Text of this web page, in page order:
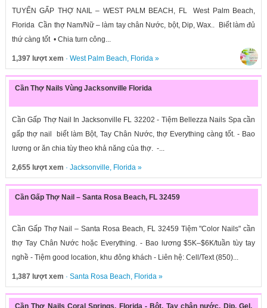
TUYỂN GẤP THỢ NAIL – WEST PALM BEACH, FL West Palm Beach,
Florida Cần thợ Nam/Nữ – làm tay chân Nước, bột, Dip, Wax.. Biết làm đủ
thứ càng tốt • Chia turn công...
1,397 lượt xem · West Palm Beach, Florida»
Cần Thợ Nails Vùng Jacksonville Florida
Cần Gấp Thợ Nail In Jacksonville FL 32202 - Tiệm Bellezza Nails Spa cần
gấp thợ nail biết làm Bột, Tay Chân Nước, thợ Everything càng tốt. - Bao
lương or ăn chia tùy theo khả năng của thợ. -...
2,655 lượt xem · Jacksonville, Florida»
Cần Gấp Thợ Nail – Santa Rosa Beach, FL 32459
Cần Gấp Thợ Nail – Santa Rosa Beach, FL 32459 Tiệm "Color Nails" cần
thợ Tay Chân Nước hoặc Everything. - Bao lương $5K–$6K/tuần tùy tay
nghề - Tiệm good location, khu đông khách - Liên hệ: Cell/Text (850)...
1,387 lượt xem · Santa Rosa Beach, Florida»
Cần Thợ Nails Coral Springs, Florida - Bột, Tay chân nước, Dip, Gel,